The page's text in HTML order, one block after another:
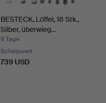
BESTECK, Löffel, 16 Stk.,
Silber, überwieg…
9 Tage
Schätzwert
739 USD